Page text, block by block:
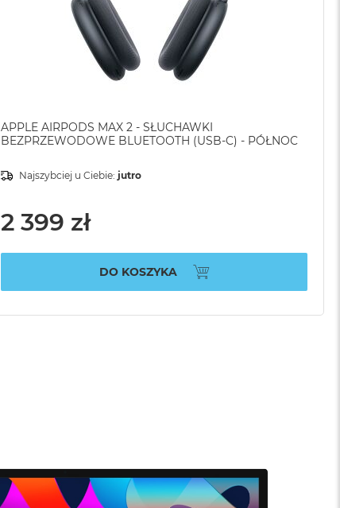
APPLE AIRPODS MAX 2 - SŁUCHAWKI
BEZPRZEWODOWE BLUETOOTH (USB-C) - PÓŁNOC
Najszybciej u Ciebie: jutro
2 399 zł
DO KOSZYKA